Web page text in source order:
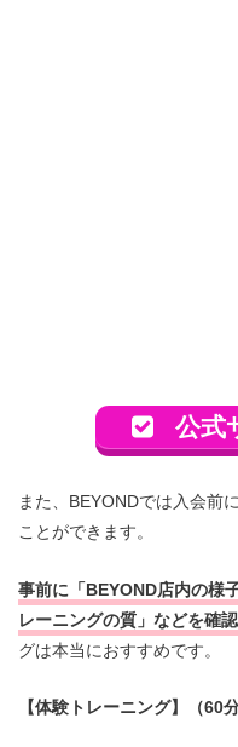
公式
また、BEYONDでは入会前
ことができます。
事前に「BEYOND店内の様
レーニングの質」などを確
グは本当におすすめです。
【体験トレーニング】（60分